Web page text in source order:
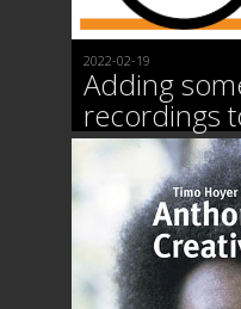
2022-02-19
Adding
recordings